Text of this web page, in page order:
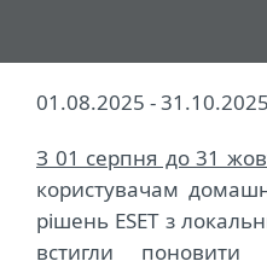
01.08.2025 - 31.10.2025
З 01 серпня до 31
користувачам
рішень ESET з
встигли